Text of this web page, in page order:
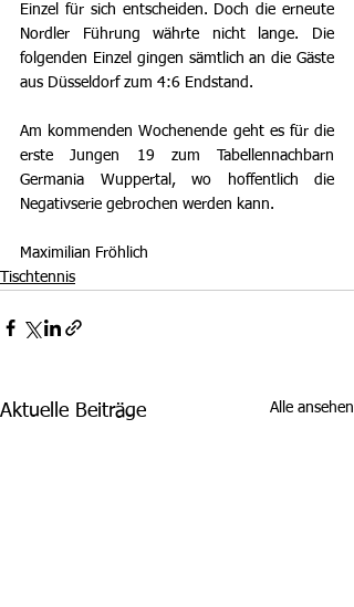
Einzel für sich entscheiden. Doch die erneute
Nordler Führung währte nicht lange. Die
folgenden Einzel gingen sämtlich an die Gäste
aus Düsseldorf zum 4:6 Endstand.
Am kommenden Wochenende geht es für die
erste Jungen 19 zum Tabellennachbarn
Germania Wuppertal, wo hoffentlich die
Negativserie gebrochen werden kann.
Maximilian Fröhlich
Tischtennis
Aktuelle Beiträge Alle ansehen